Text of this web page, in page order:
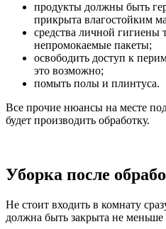
продукты должны быть
прикрыта влагостойким
средства личной гигиены
непромокаемые пакеты;
освободить доступ к
это возможно;
помыть полы и плинтуса.
Все прочие нюансы на месте
будет производить обработку.
Уборка после
Не стоит входить в комнату
должна быть закрыта не меньше